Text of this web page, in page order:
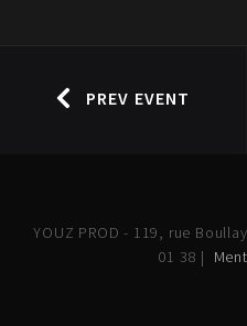
PREV EVENT
YOUZ PROD - 119, rue
01 38 |